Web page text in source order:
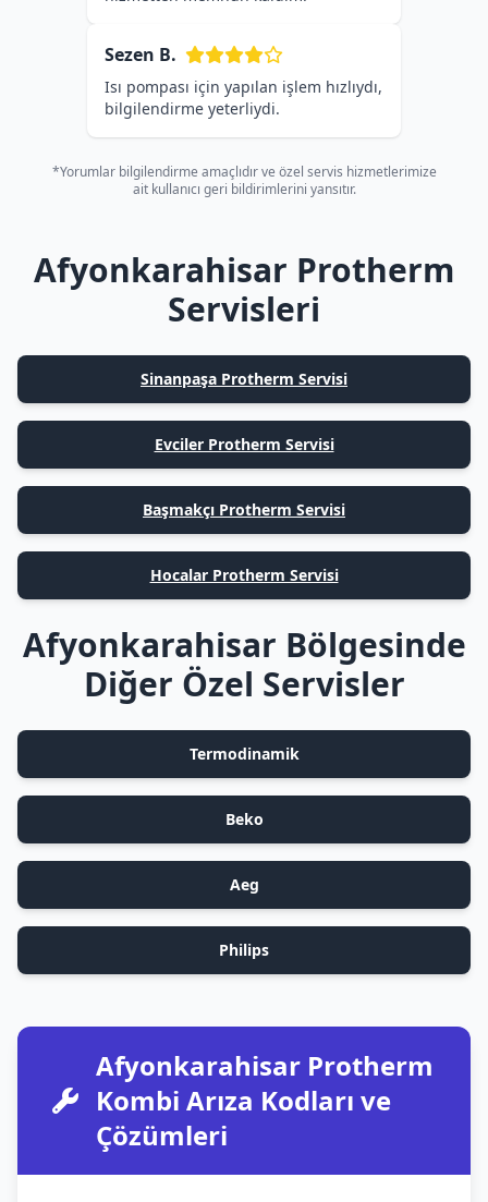
Sezen B.
Isı pompası için yapılan işlem hızlıydı,
bilgilendirme yeterliydi.
*Yorumlar bilgilendirme amaçlıdır ve özel servis hizmetlerimize
ait kullanıcı geri bildirimlerini yansıtır.
Afyonkarahisar Protherm
Servisleri
Sinanpaşa Protherm Servisi
Evciler Protherm Servisi
Başmakçı Protherm Servisi
Hocalar Protherm Servisi
Afyonkarahisar Bölgesinde
Diğer Özel Servisler
Termodinamik
Beko
Aeg
Philips
Afyonkarahisar Protherm
Kombi Arıza Kodları ve
Çözümleri